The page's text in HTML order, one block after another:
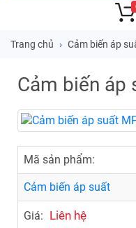
Trang chủ Cảm biến áp
Cảm biến áp
Mã sản phẩm:
Cảm biến áp suất
Giá: Liên hệ